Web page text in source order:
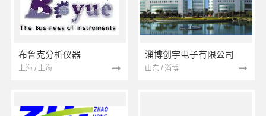
布鲁克分析仪器
上海 / 上海
淄博创宇电子有限公司
山东 / 淄博